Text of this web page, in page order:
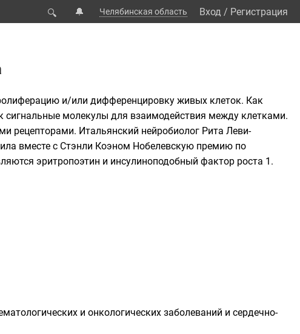
🔍 🔔 Челябинская область Вход / Регистрация
и/или дифференцировку живых клеток. Как
сигнальные молекулы для взаимодействия между клетками.
рецепторами. Итальянский нейробиолог Рита Леви-
вместе с Стэнли Коэном Нобелевскую премию по
эритропоэтин и инсулиноподобный фактор роста 1 .
и онкологических заболеваний и сердечно-